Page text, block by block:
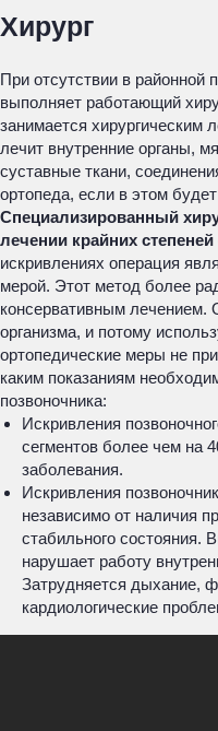
Хирург
При отсутствии в районной
выполняет работающий
занимается хирургическим
лечит внутренние органы,
суставные ткани,
ортопеда, если в этом
Специализированный
лечении крайних степеней
искривлениях операция
мерой. Этот метод более
консервативным лечением.
организма, и потому
ортопедические меры не
каким показаниям
позвоночника:
Искривления
сегментов более чем на
заболевания.
Искривления
независимо от наличия
стабильного состояния.
нарушает работу
Затрудняется дыхание,
кардиологические